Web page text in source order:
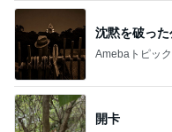
沈黙を破っ
Amebaトピッ
開卡